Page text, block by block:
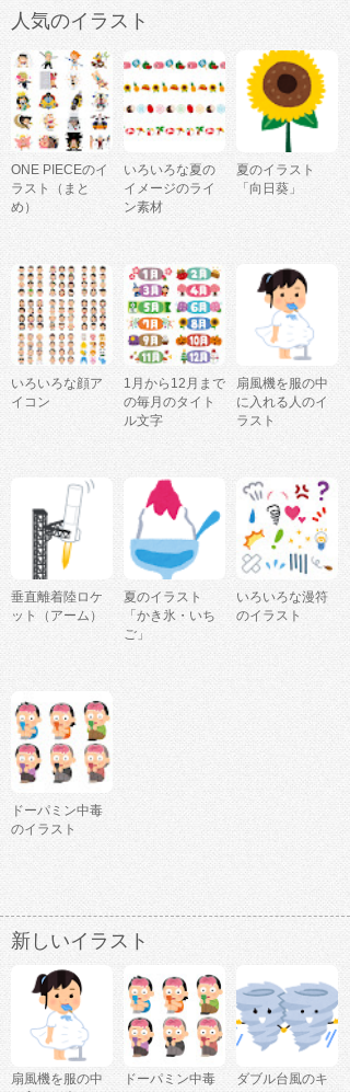
人気のイラスト
ONE PIECEのイ
ラスト（まと
め）
いろいろな夏の
イメージのライ
ン素材
夏のイラスト
「向日葵」
いろいろな顔ア
イコン
1月から12月まで
の毎月のタイト
ル文字
扇風機を服の中
に入れる人のイ
ラスト
垂直離着陸ロケ
ット（アーム）
夏のイラスト
「かき氷・いち
ご」
いろいろな漫符
のイラスト
ドーパミン中毒
のイラスト
新しいイラスト
扇風機を服の中
ドーパミン中毒
ダブル台風のキ